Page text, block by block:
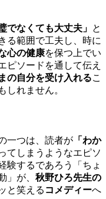
でなくても大丈夫」 と
る範囲で工夫し、時に
心の健康を保つ上でい
ピソードを通して伝え
の自分を受け入れるこ
しれません。
一つは、読者が 「わか
てしまうようなエピソ
験するであろう「ちょ
」が、 秋野ひろ先生の
と笑える コメディーへ